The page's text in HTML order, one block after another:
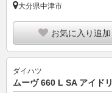
大分県中津市
お気に入り追加
ダイハツ
ムーヴ 660 L SA アイド